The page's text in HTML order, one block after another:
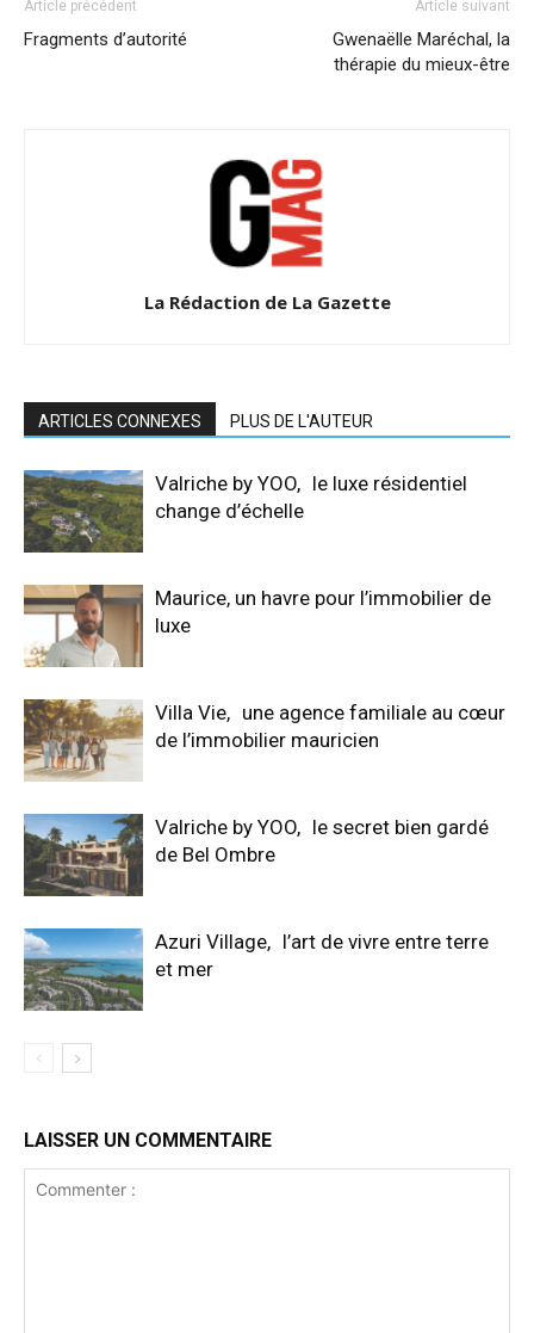
Article précédent
Fragments d’autorité
Article suivant
Gwenaëlle Maréchal, la
thérapie du mieux-être
La Rédaction de La Gazette
ARTICLES CONNEXES PLUS DE L'AUTEUR
Valriche by YOO, le luxe résidentiel
change d’échelle
Maurice, un havre pour l’immobilier de
luxe
Villa Vie, une agence familiale au cœur
de l’immobilier mauricien
Valriche by YOO, le secret bien gardé
de Bel Ombre
Azuri Village, l’art de vivre entre terre
et mer
LAISSER UN COMMENTAIRE